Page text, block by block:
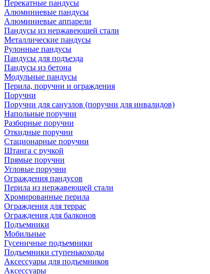
Перекатные пандусы
Алюминиевые пандусы
Алюминиевые аппарели
Пандусы из нержавеющей стали
Металлические пандусы
Рулонные пандусы
Пандусы для подъезда
Пандусы из бетона
Модульные пандусы
Перила, поручни и ограждения
Поручни
Поручни для санузлов (поручни для инвалидов)
Напольные поручни
Разборные поручни
Откидные поручни
Стационарные поручни
Штанга с ручкой
Прямые поручни
Угловые поручни
Ограждения пандусов
Перила из нержавеющей стали
Хромированные перила
Ограждения для террас
Ограждения для балконов
Подъемники
Мобильные
Гусеничные подъемники
Подъемники ступенькоходы
Аксессуары для подъемников
Аксессуары